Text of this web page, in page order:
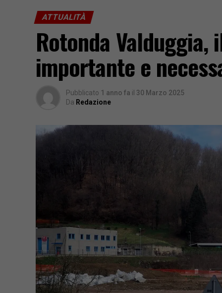
ATTUALITÀ
Rotonda Valduggia,
importante e
Pubblicato 1 anno fa il 30 Marzo 2025
Da Redazione